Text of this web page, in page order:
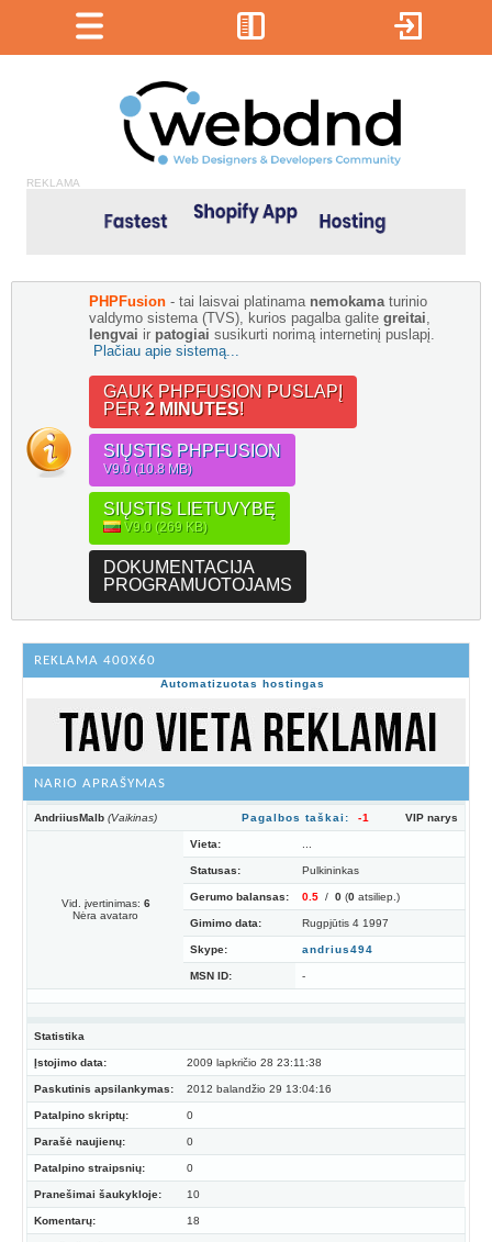
REKLAMA
PHPFusion - tai laisvai platinama nemokama turinio
valdymo sistema (TVS), kurios pagalba galite greitai
lengvai ir patogiai susikurti norimą internetinį puslapį.
Plačiau apie sistemą...
GAUK PHPFUSION PUSLAPĮ
PER 2 MINUTES!
SIŲSTIS PHPFUSION
V9.0 (10.8 MB)
SIŲSTIS LIETUVYBĘ
V9.0 (269 KB)
DOKUMENTACIJA
PROGRAMUOTOJAMS
REKLAMA 400X60
Automatizuotas hostingas
NARIO APRAŠYMAS
AndriiusMalb (Vaikinas) Pagalbos taškai: -1 VIP narys
Vid. įvertinimas: 6
Nėra avataro
Vieta:
Statusas: Pulkininkas
Gerumo balansas: 0.5 / 0 (0 atsiliep.)
Gimimo data: Rugpjūtis 4 1997
Skype: andrius494
MSN ID: -
Statistika
Įstojimo data: 2009 lapkričio 28 23:11:38
Paskutinis apsilankymas: 2012 balandžio 29 13:04:16
Patalpino skriptų: 0
Parašė naujienų: 0
Patalpino straipsnių: 0
Pranešimai šaukykloje: 10
Komentarų: 18